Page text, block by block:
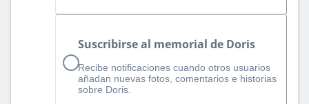
Suscribirse al memorial de Doris
Recibe notificaciones cuando otros usuarios
añadan nuevas fotos, comentarios e historias
sobre Doris.